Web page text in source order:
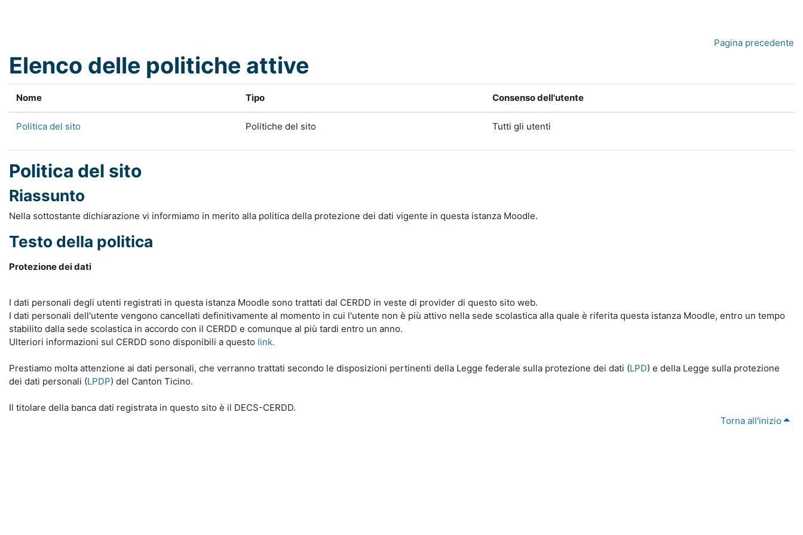
Pagina precedente
Elenco delle politiche attive
Nome Tipo Consenso dell'utente
Politica del sito Politiche del sito Tutti gli utenti
Politica del sito
Riassunto
Nella sottostante dichiarazione vi informiamo in merito alla politica della protezione dei dati vigente in questa istanza Moodle.
Testo della politica
Protezione dei dati
I dati personali degli utenti registrati in questa istanza Moodle sono trattati dal CERDD in veste di provider di questo sito web.
I dati personali dell'utente vengono cancellati definitivamente al momento in cui l'utente non è più attivo nella sede scolastica alla quale è riferita questa istanza Moodle, entro un tempo
stabilito dalla sede scolastica in accordo con il CERDD e comunque al più tardi entro un anno.
Ulteriori informazioni sul CERDD sono disponibili a questo link.
Prestiamo molta attenzione ai dati personali, che verranno trattati secondo le disposizioni pertinenti della Legge federale sulla protezione dei dati (LPD) e della Legge sulla protezione
dei dati personali (LPDP) del Canton Ticino.
Il titolare della banca dati registrata in questo sito è il DECS-CERDD.
Torna all'inizio